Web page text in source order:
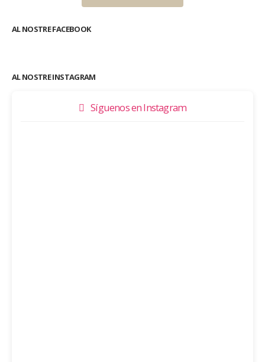
AL NOSTRE FACEBOOK
AL NOSTRE INSTAGRAM
Síguenos en Instagram